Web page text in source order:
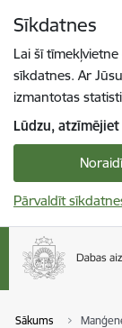
Sīkdatnes
Lai šī
sīkdatnes. Ar
izmantotas
Lūdzu,
Pārvaldīt
Sākums